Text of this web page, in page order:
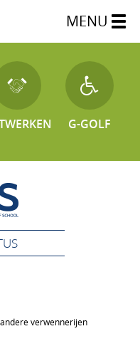
MENU
G-GOLF
verwennerijen